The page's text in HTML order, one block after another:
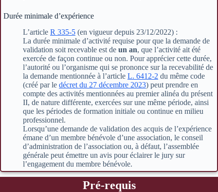
​Durée minimale d’expérience
L’article R 335-5 (en vigueur depuis 23/12/2022) :
La durée minimale d’activité requise pour que la demande de
validation soit recevable est de un an, que l’activité ait été
exercée de façon continue ou non. Pour apprécier cette durée,
l’autorité ou l’organisme qui se prononce sur la recevabilité de
la demande mentionnée à l’article L. 6412-2 du même code
(créé par le décret du 27 décembre 2023) peut prendre en
compte des activités mentionnées au premier alinéa du présent
II, de nature différente, exercées sur une même période, ainsi
que les périodes de formation initiale ou continue en milieu
professionnel.
Lorsqu’une demande de validation des acquis de l’expérience
émane d’un membre bénévole d’une association, le conseil
d’administration de l’association ou, à défaut, l’assemblée
générale peut émettre un avis pour éclairer le jury sur
l’engagement du membre bénévole.
Pré-requis